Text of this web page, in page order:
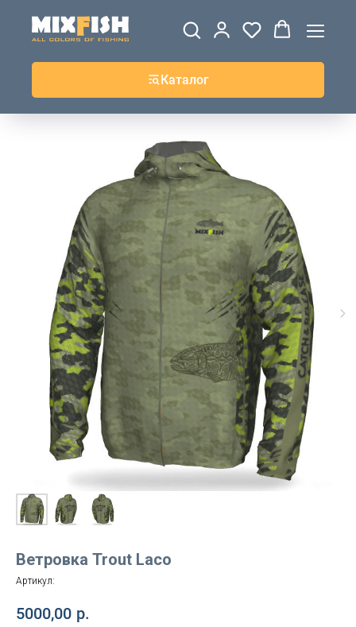
Каталог
ШАПКИ
ДЖЕРСИ
ВЕТРОВКИ И
ТОЛСТОВКИ
ЖИЛЕТКИ
Ветровка Trout Laco
Артикул:
5000,00 р.